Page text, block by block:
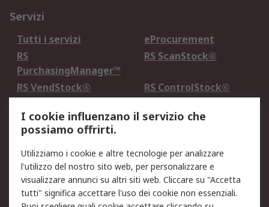
Servizi
Tutti i servizi
eProcurement
RS
PurchasingManager™
RS ScanStock®
RS VendStock®
RS ControlStock®
Legale
Informativa Cookie
Informativa Privacy -
Aggiornata
Email Security
Termini d'uso
I cookie influenzano il servizio che
possiamo offrirti.
Utilizziamo i cookie e altre tecnologie per analizzare
l'utilizzo del nostro sito web, per personalizzare e
visualizzare annunci su altri siti web. Cliccare su "Accetta
tutti" significa accettare l'uso dei cookie non essenziali.